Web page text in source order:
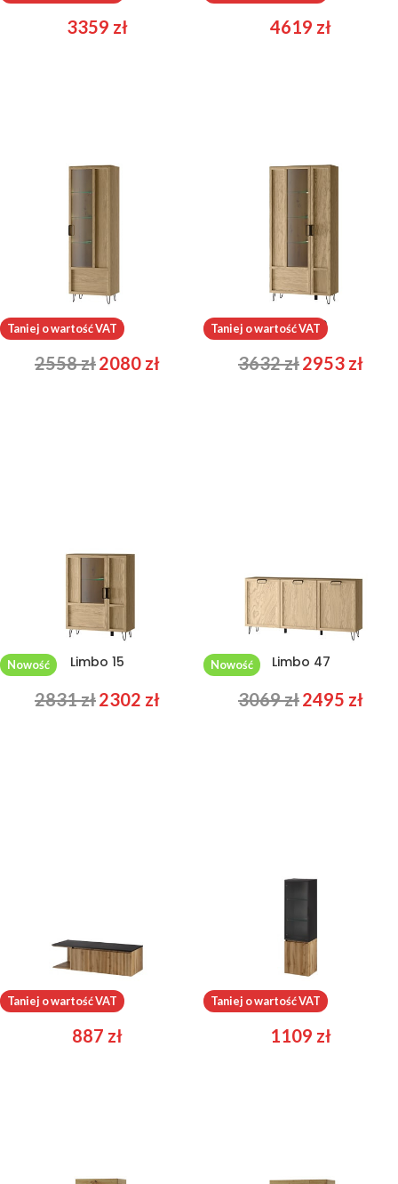
3359 zł 4619 zł
Limbo 11
2558zł2080 zł
Limbo 12
3632zł2953 zł
Taniej o wartość VAT
Limbo 15
2831zł2302 zł
Taniej o wartość VAT
Limbo 47
3069zł2495 zł
Nowość
Loris 42
887 zł
Nowość
Loris 70
1109 zł
Taniej o wartość VAT Taniej o wartość VAT